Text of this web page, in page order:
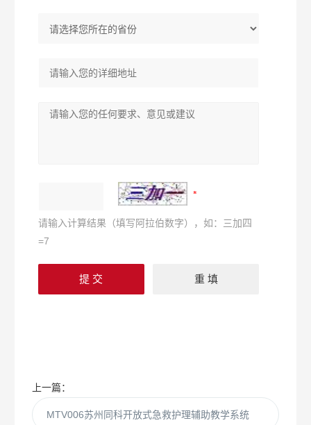
请输入计算结果（填写阿拉伯数字），如：三加四
=7
上一篇：
MTV006苏州同科开放式急救护理辅助教学系统